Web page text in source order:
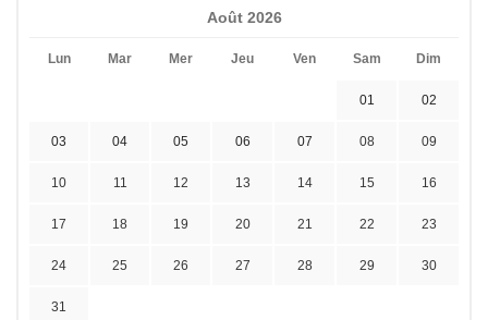
Août 2026
Lun Mar Mer Jeu Ven Sam Dim
01 02
03 04 05 06 07 08 09
10 11 12 13 14 15 16
17 18 19 20 21 22 23
24 25 26 27 28 29 30
31